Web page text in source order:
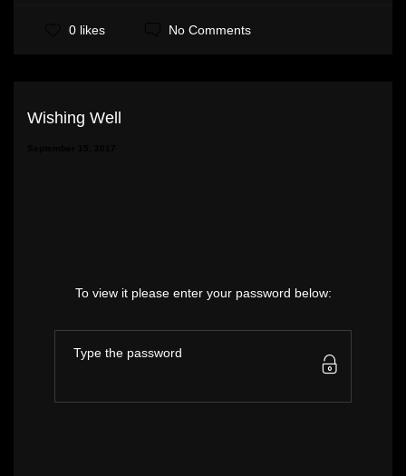
0 likes No Comments
Wishing Well
To view it please enter your password below: